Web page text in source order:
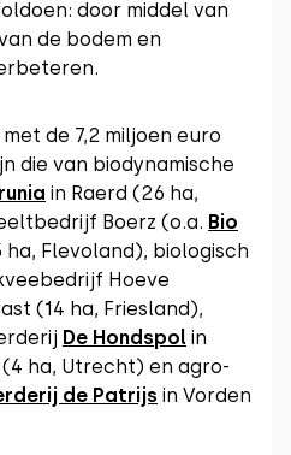
door middel van
de bodem en
de 7,2 miljoen euro
die van biodynamische
in Raerd (26 ha,
Boerz (o.a. Bio
Flevoland), biologisch
Hoeve
(14 ha, Friesland),
De Hondspol in
ha, Utrecht) en agro-
de Patrijs in Vorden